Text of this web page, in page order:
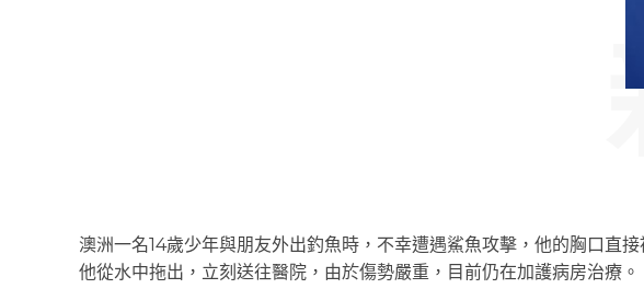
澳洲一名14歲少年與朋友外出釣魚時，不幸遭遇鯊魚攻擊，他的胸口直
他從水中拖出，立刻送往醫院，由於傷勢嚴重，目前仍在加護病房治療。